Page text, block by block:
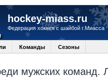
hockey-miass.ru
Федерация хоккея с шайбой г.Миасса
Команды Сезоны
мужских команд.